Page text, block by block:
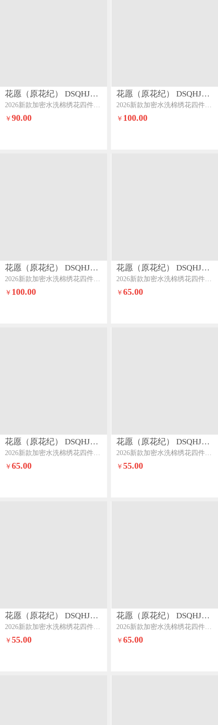
花愿（原花纪） DSQHJ913
2026新款加密水洗棉绣花四件套系列-暗香暗香-奶昔白+樱花粉
￥90.00
花愿（原花纪） DSQHJ913
2026新款加密水洗棉绣花四件套系列-暗香暗香-樱花粉
￥ 100.00
花愿（原花纪） DSQHJ913
2026新款加密水洗棉绣花四件套系列-暗香暗香-天空蓝
￥ 100.00
花愿（原花纪） DSQHJ912
2026新款加密水洗棉绣花四件套系列-夏纳系列一夏纳-樱花粉+珍珠灰
￥ 65.00
花愿（原花纪） DSQHJ912
2026新款加密水洗棉绣花四件套系列-夏纳系列一夏纳-珍珠灰+海豚灰
￥65.00
花愿（原花纪） DSQHJ912
2026新款加密水洗棉绣花四件套系列-夏纳系列一夏纳-高级灰+奶茶
￥ 55.00
花愿（原花纪） DSQHJ912
2026新款加密水洗棉绣花四件套系列-夏纳系列一夏纳-奶昔白+樱花粉
￥55.00
花愿（原花纪） DSQHJ912
2026新款加密水洗棉绣花四件套系列-夏纳系列一夏纳-奶昔白+太妃糖
￥ 65.00